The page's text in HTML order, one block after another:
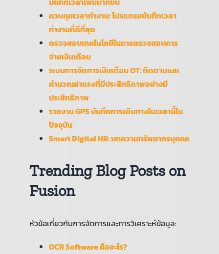
ควบคุมเวลาทำงาน: โปรแกรมบันทึกเวลา
ทำงานที่ดีที่สุด
ตรวจสอบเทคโนโลยีในการตรวจสอบการ
จ่ายเงินเดือน
ระบบการจัดการเงินเดือน OT: ติดตามและ
คำนวณค่าแรงที่มีประสิทธิภาพอย่างมี
ประสิทธิภาพ
รายงาน GPS บันทึกการเดินทางในเวลานี้ใน
ปัจจุบัน
Smart Digital HR: บทความทรัพยากรบุคคล
Trending Blog Posts on
Fusion
หัวข้อเกี่ยวกับการจัดการและการวิเคราะห์ข้อมูล:
OCR Software คืออะไร?